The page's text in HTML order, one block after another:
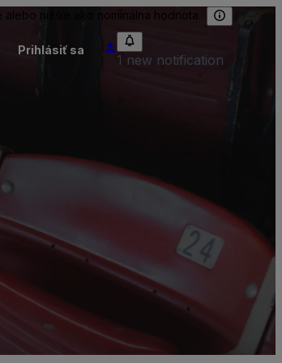
nižšie ako nominálna hodnota.
Prihlásiť sa
1 new notification